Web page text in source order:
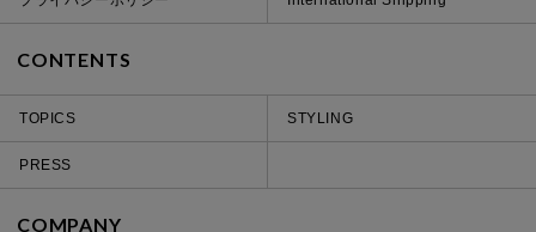
CONTENTS
TOPICS STYLING
PRESS
COMPANY